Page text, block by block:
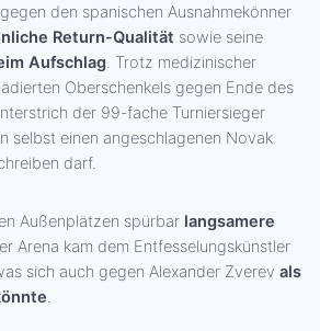
den spanischen Ausnahmekönner
Return-Qualität sowie seine
Aufschlag. Trotz medizinischer
Oberschenkels gegen Ende des
der 99-fache Turniersieger
selbst einen angeschlagenen Novak
darf.
Außenplätzen spürbar langsamere
Arena kam dem Entfesselungskünstler
sich auch gegen Alexander Zverev als
.